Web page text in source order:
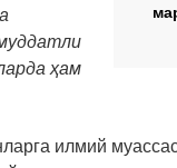
ҳам
илмий